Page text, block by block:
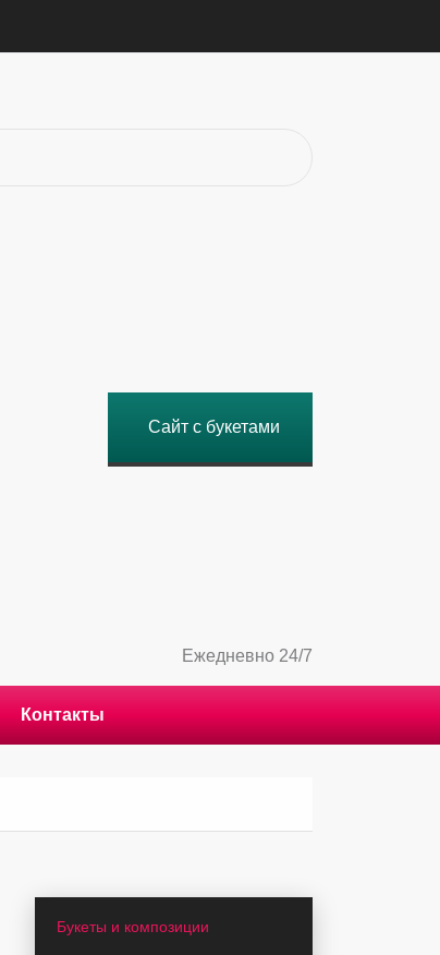
Сайт с букетами
Ежедневно 24/7
Контакты
Букеты и композиции